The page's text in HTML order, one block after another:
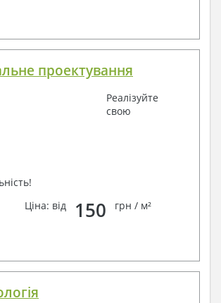
проектування
Реалізуйте
свою
Ціна: від
150 грн / м²